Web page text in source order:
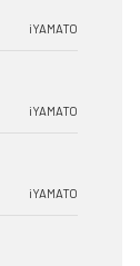
iYAMATO
iYAMATO
iYAMATO